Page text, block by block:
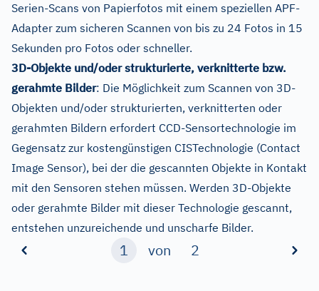
Serien-Scans von Papierfotos mit einem speziellen APF-
Adapter zum sicheren Scannen von bis zu 24 Fotos in 15
Sekunden pro Fotos oder schneller.
3D-Objekte und/oder strukturierte, verknitterte bzw.
gerahmte Bilder: Die Möglichkeit zum Scannen von 3D-
Objekten und/oder strukturierten, verknitterten oder
gerahmten Bildern erfordert CCD-Sensortechnologie im
Gegensatz zur kostengünstigen CISTechnologie (Contact
Image Sensor), bei der die gescannten Objekte in Kontakt
mit den Sensoren stehen müssen. Werden 3D-Objekte
oder gerahmte Bilder mit dieser Technologie gescannt,
entstehen unzureichende und unscharfe Bilder.
1 von 2